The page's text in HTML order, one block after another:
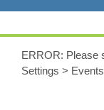
springen
ERROR: Please
Settings >